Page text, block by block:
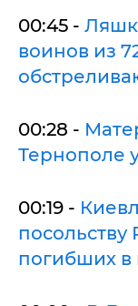
00:45 -
воинов из
00:28 -
Тернополе
00:19 -
посольству
погибших в